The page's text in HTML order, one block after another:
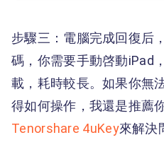
步驟三：電腦完成回復后
碼，你需要手動啓動iPad
載，耗時較長。如果你無
得如何操作，我還是推薦
Tenorshare 4uKey來解決